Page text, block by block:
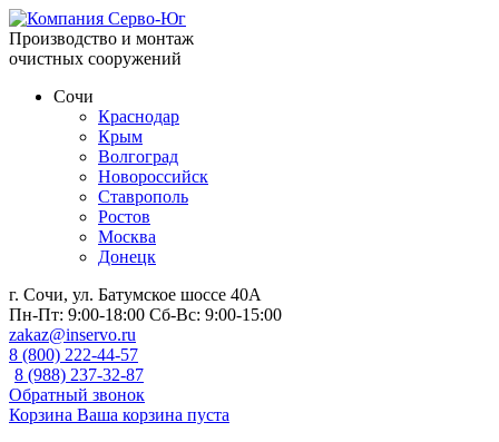
Производство и монтаж
очистных сооружений
Сочи
Краснодар
Крым
Волгоград
Новороссийск
Ставрополь
Ростов
Москва
Донецк
г. Сочи, ул. Батумское шоссе 40А
Пн-Пт: 9:00-18:00 Сб-Вс: 9:00-15:00
zakaz@inservo.ru
8 (800) 222-44-57
8 (988) 237-32-87
Обратный звонок
Корзина Ваша корзина пуста